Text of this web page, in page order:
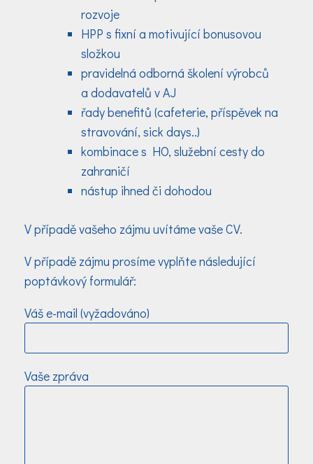
rozvoje
HPP s fixní a motivující bonusovou
složkou
pravidelná odborná školení výrobců
a dodavatelů v AJ
řady benefitů (cafeterie, příspěvek na
stravování, sick days..)
kombinace s HO, služební cesty do
zahraničí
nástup ihned či dohodou
V případě vašeho zájmu uvítáme vaše CV.
V případě zájmu prosíme vyplňte následující
poptávkový formulář:
Váš e-mail (vyžadováno)
Ponechte toto pole prázdné.
Vaše zpráva